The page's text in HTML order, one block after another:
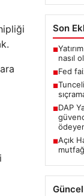
Son
■
nasıl
■Fed
■
■DAP
■Açık
Güncel